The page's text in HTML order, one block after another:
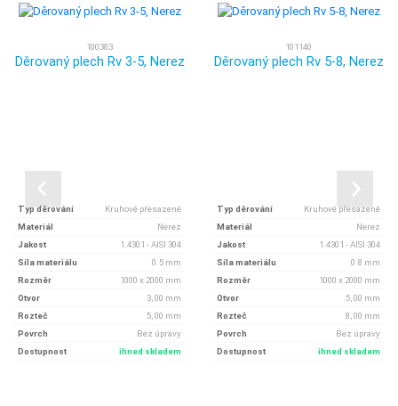
100383
Děrovaný plech Rv 3-5, Nerez
Typ děrování
Kruhové přesazené
Materiál
Nerez
Jakost
1.4301 - AISI 304
Síla materiálu
0.5 mm
Rozměr
1000 x 2000 mm
Otvor
3, 00 mm
Rozteč
5, 00 mm
Povrch
Bez úpravy
Dostupnost
ihned skladem
101140
Děrovaný plech Rv 5-8, Nerez
Typ děrování
Kruhové přesazené
Materiál
Nerez
Jakost
1.4301 - AISI 304
Síla materiálu
0.8 mm
Rozměr
1000 x 2000 mm
Otvor
5, 00 mm
Rozteč
8, 00 mm
Povrch
Bez úpravy
Dostupnost
ihned skladem